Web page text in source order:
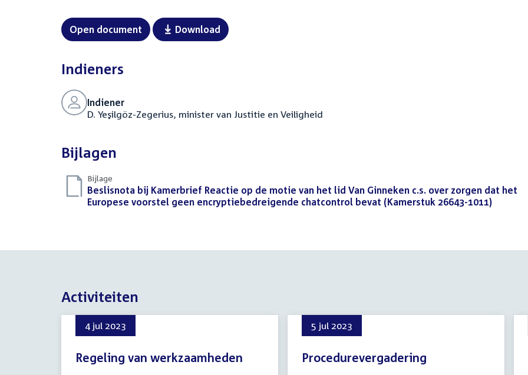
Open document Download
Indieners
Indiener
D. Yeşilgöz-Zegerius, minister van Justitie en Veiligheid
Bijlagen
Bijlage
Download
bestand:
Beslisnota bij Kamerbrief Reactie op de motie van het lid Van Ginneken c.s. over zorgen dat het
Europese voorstel geen encryptiebedreigende chatcontrol bevat (Kamerstuk 26643-1011)
Activiteiten
4 jul 2023
Regeling van werkzaamheden
5 jul 2023
Procedurevergadering